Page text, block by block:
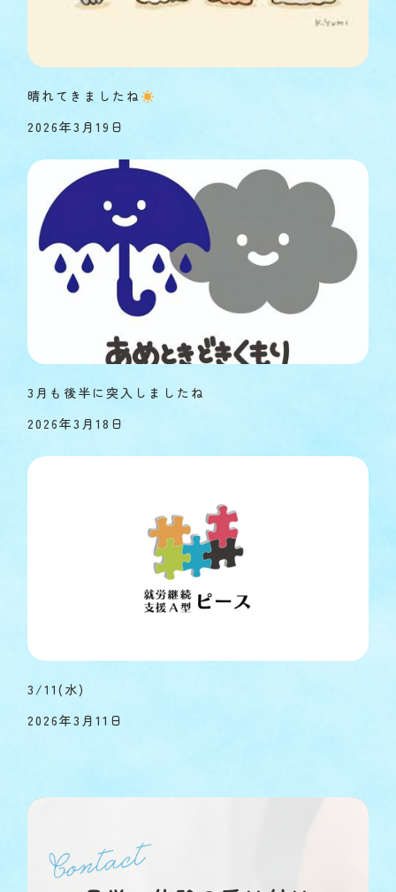
晴れてきましたね
2026年3月19日
3月も後半に突入しましたね
2026年3月18日
3/11(水)
2026年3月11日